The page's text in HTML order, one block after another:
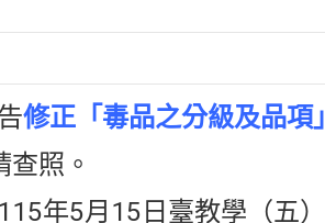
修正「毒品之分級及品項」
照。
年5月15日臺教學（五